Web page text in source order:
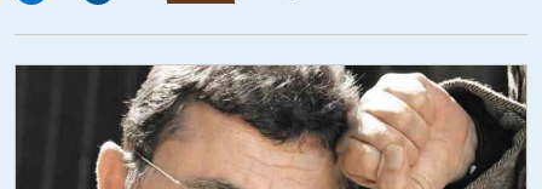
obscurantisme, tant ça rapporte (ait).
ALERTER